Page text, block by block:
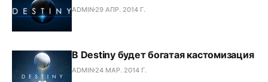
ADMIN 29 АПР. 2014 Г.
В Destiny будет богатая кастомизация
ADMIN 24 МАР. 2014 Г.